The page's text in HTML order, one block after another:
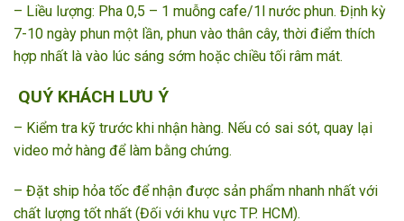
– Liều lượng: Pha 0,5 – 1 muỗng cafe/1l nước phun. Định kỳ
7-10 ngày phun một lần, phun vào thân cây, thời điểm thích
hợp nhất là vào lúc sáng sớm hoặc chiều tối râm mát.
QUÝ KHÁCH LƯU Ý
– Kiểm tra kỹ trước khi nhận hàng. Nếu có sai sót, quay lại
video mở hàng để làm bằng chứng.
– Đặt ship hỏa tốc để nhận được sản phẩm nhanh nhất với
chất lượng tốt nhất (Đối với khu vực TP. HCM).